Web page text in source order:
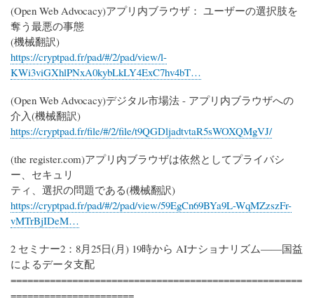
(Open Web Advocacy)アプリ内ブラウザ： ユーザーの選択肢を
奪う最悪の事態
(機械翻訳)
https://cryptpad.fr/pad/#/2/pad/view/l-
KWi3viGXhlPNxA0kybLkLY4ExC7hv4bT…
(Open Web Advocacy)デジタル市場法 - アプリ内ブラウザへの
介入(機械翻訳)
https://cryptpad.fr/file/#/2/file/t9QGDljadtvtaR5sWOXQMgVJ/
(the register.com)アプリ内ブラウザは依然としてプライバシ
ー、セキュリ
ティ、選択の問題である(機械翻訳)
https://cryptpad.fr/pad/#/2/pad/view/59EgCn69BYa9L-WqMZzszFr-
vMTrBjIDeM…
2 セミナー2：8月25日(月) 19時から AIナショナリズム――国益
によるデータ支配
====================================================
======================